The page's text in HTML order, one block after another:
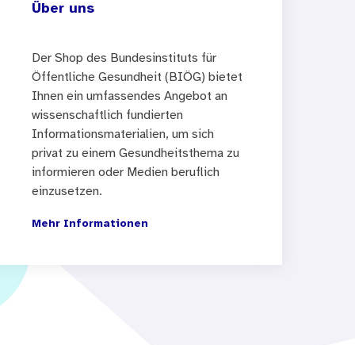
Über uns
Der Shop des Bundesinstituts für
Öffentliche Gesundheit (BIÖG) bietet
Ihnen ein umfassendes Angebot an
wissenschaftlich fundierten
Informationsmaterialien, um sich
privat zu einem Gesundheitsthema zu
informieren oder Medien beruflich
einzusetzen.
Mehr Informationen